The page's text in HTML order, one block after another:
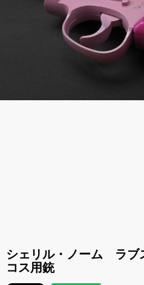
シェリル・ノーム ラブ
コス用銃